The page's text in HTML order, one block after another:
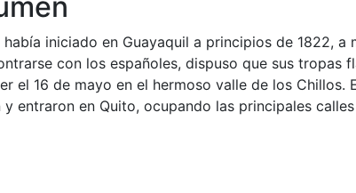
iniciado en Guayaquil a principios de 1822, a
con los españoles, dispuso que sus tropas
el 16 de mayo en el hermoso valle de los Chillos.
entraron en Quito, ocupando las principales